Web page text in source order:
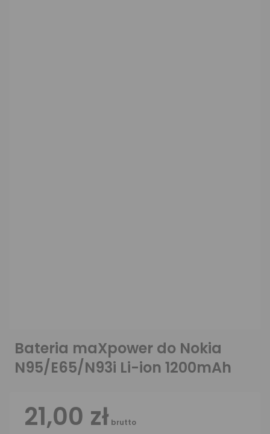
Bateria maXpower do Nokia
N95/E65/N93i Li-ion 1200mAh
21,00 zł brutto